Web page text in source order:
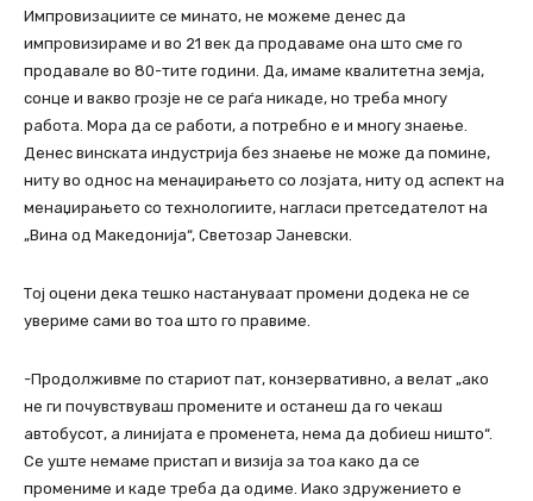
Импровизациите се минато, не можеме денес да
импровизираме и во 21 век да продаваме она што сме го
продавале во 80-тите години. Да, имаме квалитетна земја,
сонце и вакво грозје не се раѓа никаде, но треба многу
работа. Мора да се работи, а потребно е и многу знаење.
Денес винската индустрија без знаење не може да помине,
ниту во однос на менаџирањето со лозјата, ниту од аспект на
менаџирањето со технологиите, нагласи претседателот на
„Вина од Македонија“, Светозар Јаневски.
Тој оцени дека тешко настануваат промени додека не се
увериме сами во тоа што го правиме.
-Продолживме по стариот пат, конзервативно, а велат „ако
не ги почувствуваш промените и останеш да го чекаш
автобусот, а линијата е променета, нема да добиеш ништо“.
Се уште немаме пристап и визија за тоа како да се
промениме и каде треба да одиме. Иако здружението е